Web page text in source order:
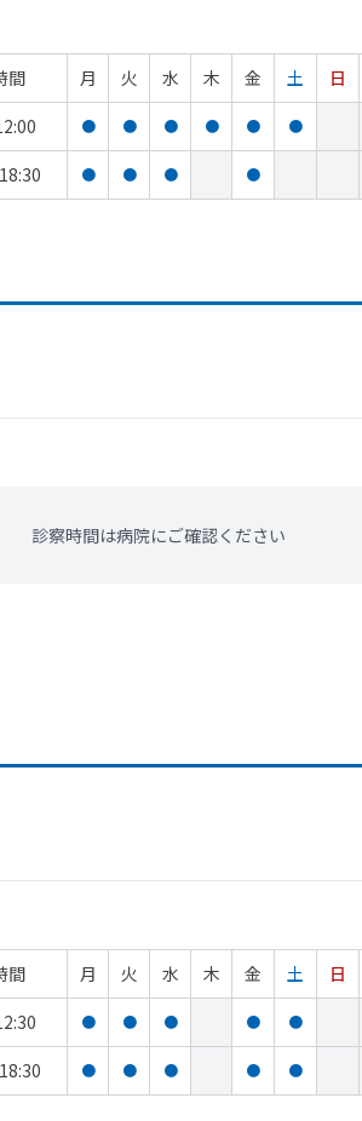
間 月 火 水 木 金 土
日
● ● ● ● ● ●
● ● ● ●
診察時間は病院にご確認ください
間 月 火 水 木 金 土
日
● ● ● ● ●
● ● ● ● ●